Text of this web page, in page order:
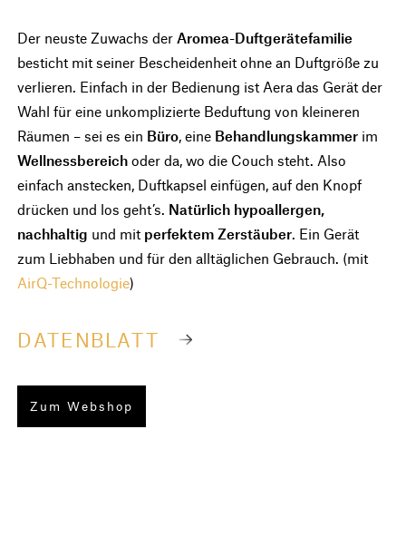
Der neuste Zuwachs der Aromea-Duftgerätefamilie
besticht mit seiner Bescheidenheit ohne an Duftgröße zu
verlieren. Einfach in der Bedienung ist Aera das Gerät der
Wahl für eine unkomplizierte Beduftung von kleineren
Räumen – sei es ein Büro , eine Behandlungskammer im
Wellnessbereich oder da, wo die Couch steht. Also
einfach anstecken, Duftkapsel einfügen, auf den Knopf
drücken und los geht’s. Natürlich hypoallergen,
nachhaltig und mit perfektem Zerstäuber . Ein Gerät
zum Liebhaben und für den alltäglichen Gebrauch. (mit
AirQ-Technologie)
DATENBLATT
Zum Webshop